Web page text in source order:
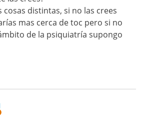
cosas distintas, si no las crees
mas cerca de toc pero si no
de la psiquiatría supongo